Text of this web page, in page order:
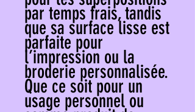
par temps frais, tandis
que sa surface lisse est
parfaite pour
l’impression ou la
broderie personnalisée.
Que ce soit pour un
usage personnel ou